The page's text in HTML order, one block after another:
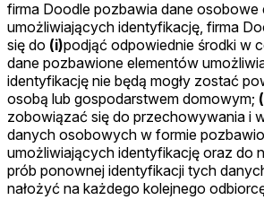
firma Doodle pozbawia dane osobowe
umożliwiających identyfikację, firma
się do (i)podjąć odpowiednie środki w
dane pozbawione elementów
identyfikację nie będą mogły zostać
osobą lub gospodarstwem domowym;
zobowiązać się do przechowywania i
danych osobowych w formie
umożliwiających identyfikację oraz do
prób ponownej identyfikacji tych
nałożyć na każdego kolejnego